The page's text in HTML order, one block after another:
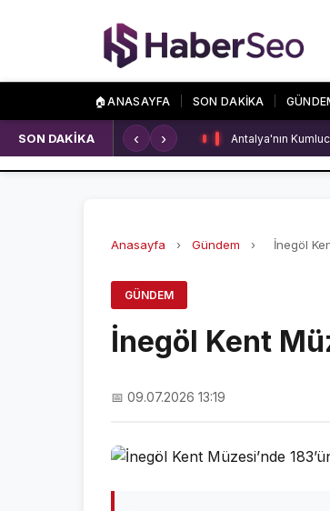
🏠ANASAYFA SON DAKİKA
SPOR
GALATASARAY
BEŞİKTAŞ
SON DAKİKA ‹ › Antalya'nın
Anasayfa › Gündem › İnegöl
GÜNDEM
İnegöl Kent
📅 09.07.2026 13:19